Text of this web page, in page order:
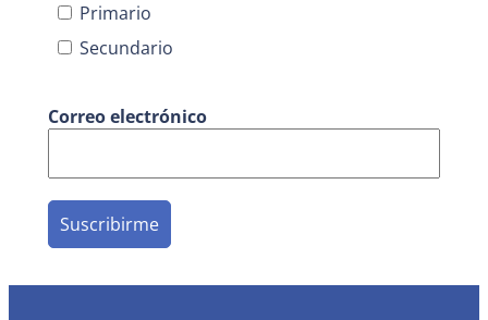
Primario
Secundario
Correo electrónico